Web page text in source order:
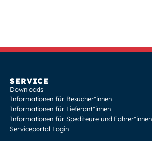
SERVICE
Downloads
Informationen für Besucher*innen
Informationen für Lieferant*innen
Informationen für Spediteure und Fahrer*innen
Serviceportal Login